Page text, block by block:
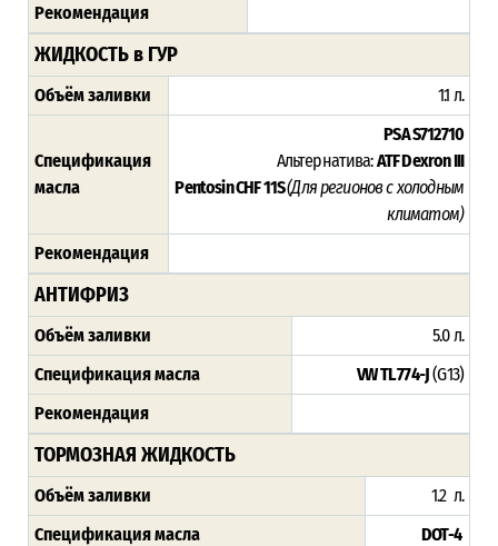
Рекомендация
ЖИДКОСТЬ в ГУР
Объём заливки 1.1 л.
Спецификация
масла
PSA S712710
Альтернатива:ATF Dexron III
Pentosin CHF 11S(Для регионов с холодным
климатом)
Рекомендация
АНТИФРИЗ
Объём заливки
5.0 л.
Спецификация масла
VW TL 774-J(G13)
Рекомендация
ТОРМОЗНАЯ ЖИДКОСТЬ
Объём заливки
1.2 л.
Спецификация масла
DOT-4